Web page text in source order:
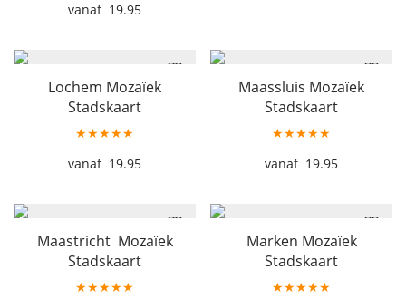
19.95
Lochem Mozaïek
Stadskaart
★★★★★
19.95
Maassluis Mozaïek
Stadskaart
★★★★★
19.95
Maastricht Mozaïek
Stadskaart
★★★★★
Marken Mozaïek
Stadskaart
★★★★★